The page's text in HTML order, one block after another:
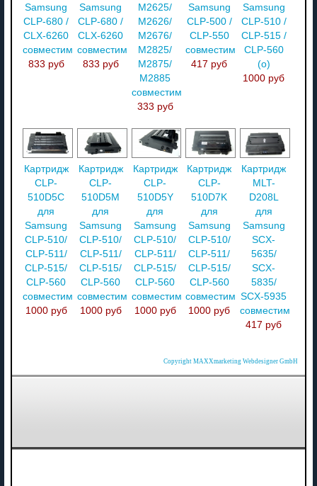
Samsung
CLP-680 /
CLX-6260
совместимый
833 руб
Samsung
CLP-680 /
CLX-6260
совместимый
833 руб
M2625/
M2626/
M2676/
M2825/
M2875/
M2885
совместимый
333 руб
Samsung
CLP-500 /
CLP-550
совместимый
417 руб
Samsung
CLP-510 /
CLP-515 /
CLP-560
(о)
1000 руб
Картридж
CLP-
510D5C
для
Samsung
CLP-510/
CLP-511/
CLP-515/
CLP-560
совместимый
1000 руб
Картридж
CLP-
510D5M
для
Samsung
CLP-510/
CLP-511/
CLP-515/
CLP-560
совместимый
1000 руб
Картридж
CLP-
510D5Y
для
Samsung
CLP-510/
CLP-511/
CLP-515/
CLP-560
совместимый
1000 руб
Картридж
CLP-
510D7K
для
Samsung
CLP-510/
CLP-511/
CLP-515/
CLP-560
совместимый
1000 руб
Картридж
MLT-
D208L
для
Samsung
SCX-
5635/
SCX-
5835/
SCX-5935
совместимый
417 руб
Copyright MAXXmarketing Webdesigner GmbH